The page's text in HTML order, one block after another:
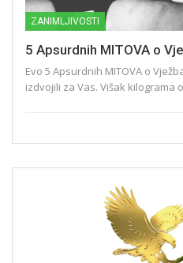
ZANIMLJIVOSTI
5 Apsurdnih MITOVA o
Evo 5 Apsurdnih MITOVA o
izdvojili za Vas. Višak kilograma